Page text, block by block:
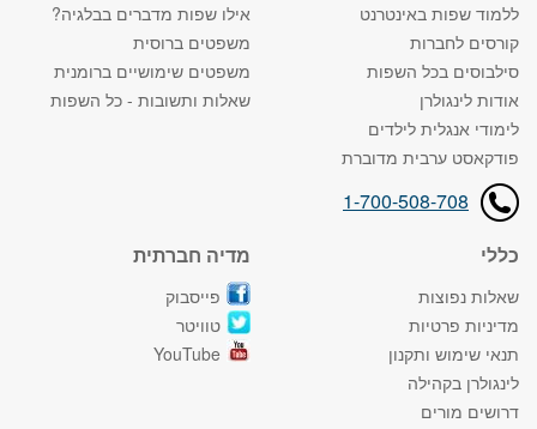
ללמוד שפות באינטרנט
קורסים לחברות
סילבוסים בכל השפות
אודות לינגולרן
לימודי אנגלית לילדים
פודקאסט ערבית מדוברת
1-700-508-708
אילו שפות מדברים בבלגיה?
משפטים ברוסית
משפטים שימושיים ברומנית
שאלות ותשובות - כל השפות
כללי
שאלות נפוצות
מדיניות פרטיות
תנאי שימוש ותקנון
לינגולרן בקהילה
דרושים מורים
מדיה חברתית
פייסבוק
טוויטר
YouTube